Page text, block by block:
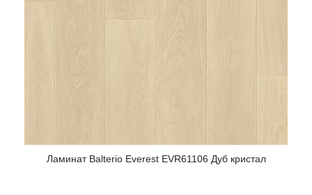
Ламинат Balterio Everest EVR61106 Дуб кристал